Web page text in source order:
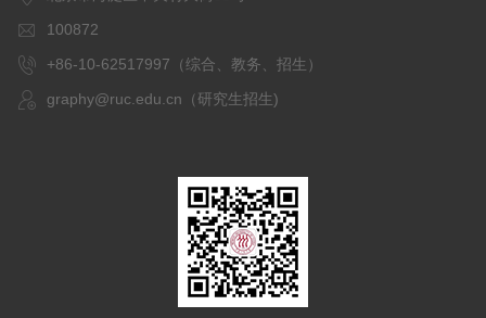
100872
+86-10-62517997（综合、教务、招生）
graphy@ruc.edu.cn（研究生招生)